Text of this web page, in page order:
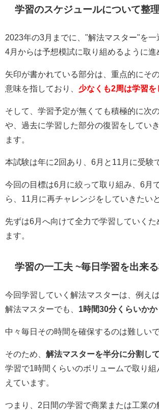
学習のスケジュールについて整理
2023年の3月までに、"解法マスター"を一
4月からは予想模試に取り組めるように進
矢印が書かれている部分は、重点的にそ
意味を指しており、 少なくも2周は学習を
そして、学習予定が無くても積極的に次
や、過去に学習した部分の復習をしてい
ます。
本試験は年に2回あり、6月と11月に受験
今回の目標は6月に絞って取り組み、6月
ら、11月に再チャレンジをしていきたい
先ずは6月へ向けて全力で学習していくた
ます。
学習の一工夫 ~毎日学習を出来
今回学習していく解法マスターは、例え
解法マスターでも、 1時間30分くらいかか
中々毎日その時間を確保するのは難しいで
そのため、 解法マスターを半分に分割し
学習で1時間くらいのボリュームで取り
えています。
つまり、2日間の学習で商業または工業の